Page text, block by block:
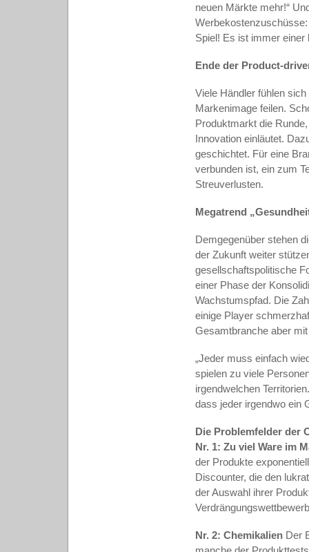
neuen Märkte mehr!“
Spiel! Es ist immer einer
Ende der Product-
Viele Händler fühlen
Markenimage feilen.
Produktmarkt die
Innovation einläutet.
geschichtet. Für eine
verbunden ist, ein zum
Streuverlusten.
Megatrend
Demgegenüber stehen
der Zukunft weiter
gesellschaftspolitische
einer Phase der
Wachstumspfad. Die
einige Player
Gesamtbranche aber
„Jeder muss einfach
spielen zu viele
irgendwelchen
dass jeder irgendwo ein
Die Problemfelder der
Nr. 1: Zu viel Ware im
der Produkte
Discounter, die den
der Auswahl ihrer
Nr. 2: ChemikalienDer